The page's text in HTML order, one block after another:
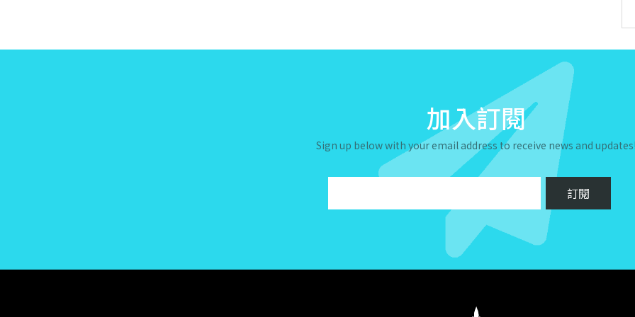
加入訂閱
Sign up below with your email address to receive news and